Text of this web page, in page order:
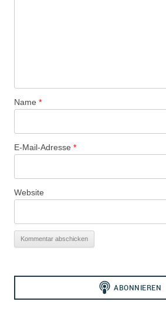
Name *
E-Mail-Adresse *
Website